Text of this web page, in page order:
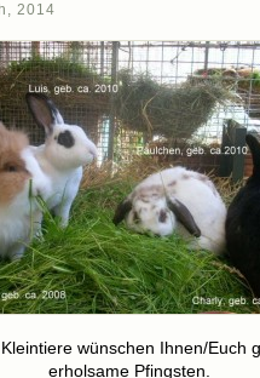
2014
wünschen Ihnen/Euch
erholsame Pfingsten.